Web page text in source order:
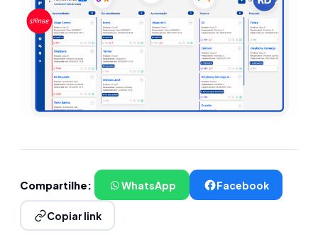
Compartilhe: WhatsApp Facebook
Copiar link